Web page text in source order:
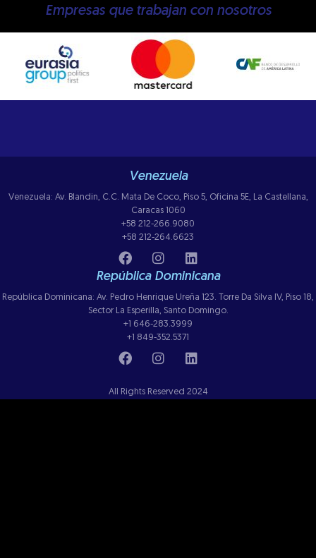
Empresas que trabajan con nosotros
Venezuela
Venezuela: Av. Blandin, C.C. Mata De Coco, Piso 5, Oficina 5E, La Castellana,
Caracas 1060
+58 212-266.9080
+58 212-264.6623
República Dominicana
República Dominicana: Av. Pedro Henrique Ureña 123. Torre Da Silva IV, Piso 18,
Sector La Esperilla, Santo Domingo.
+1 646-283.3999
+1 849-352.5371
All Rights Reserved 2024